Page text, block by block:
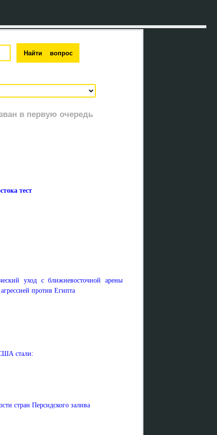
в первую очередь
тест
уход с ближневосточной арены
против Египта
стали:
стран Персидского залива